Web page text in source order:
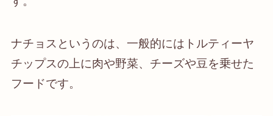
ナチョスというのは、一般的にはトルティーヤ
チップスの上に肉や野菜、チーズや豆を乗せた
フードです。